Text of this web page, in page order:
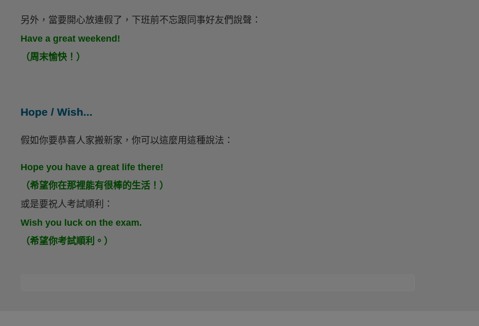
另外，當要開心放連假了，下班前不忘跟同事好友們說聲：
Have a great weekend!
（周末愉快！）
Hope / Wish...
假如你要恭喜人家搬新家，你可以這麼用這種說法：
Hope you have a great life there!
（希望你在那裡能有很棒的生活！）
或是要祝人考試順利：
Wish you luck on the exam.
（希望你考試順利。）